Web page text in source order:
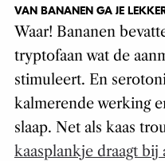
VAN BANANEN GA JE
Waar! Bananen
tryptofaan wat de
stimuleert. En
kalmerende werking
slaap. Net als kaas
kaasplankje draagt bij